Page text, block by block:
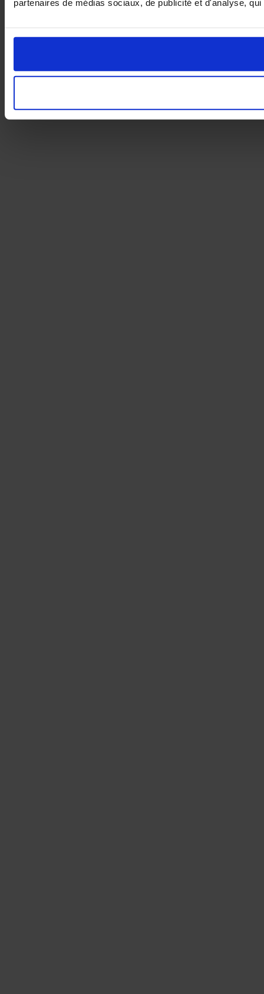
partenaires de médias sociaux, de publicité et d'analyse,